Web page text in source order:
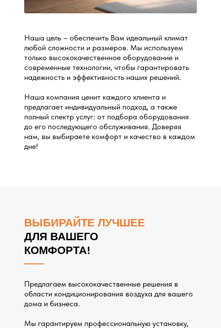
Наша цель – обеспечить Вам идеальный климат
любой сложности и размеров. Мы используем
только высококачественное оборудование и
современные технологии, чтобы гарантировать
надежность и эффективность наших решений.
Наша компания ценит каждого клиента и
предлагает индивидуальный подход, а также
полный спектр услуг: от подбора оборудования
до его последующего обслуживания. Доверяя
нам, вы выбираете комфорт и качество в каждом
дне!
ВЫБИРАЙТЕ ЛУЧШЕЕ
ДЛЯ ВАШЕГО
КОМФОРТА!
Предлагаем высококачественные решения в
области кондиционирования воздуха для вашего
дома и бизнеса.
Мы гарантируем профессиональную установку,